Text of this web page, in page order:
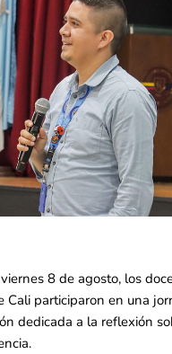
8 de agosto, los
Cali participaron en una
dedicada a la reflexión